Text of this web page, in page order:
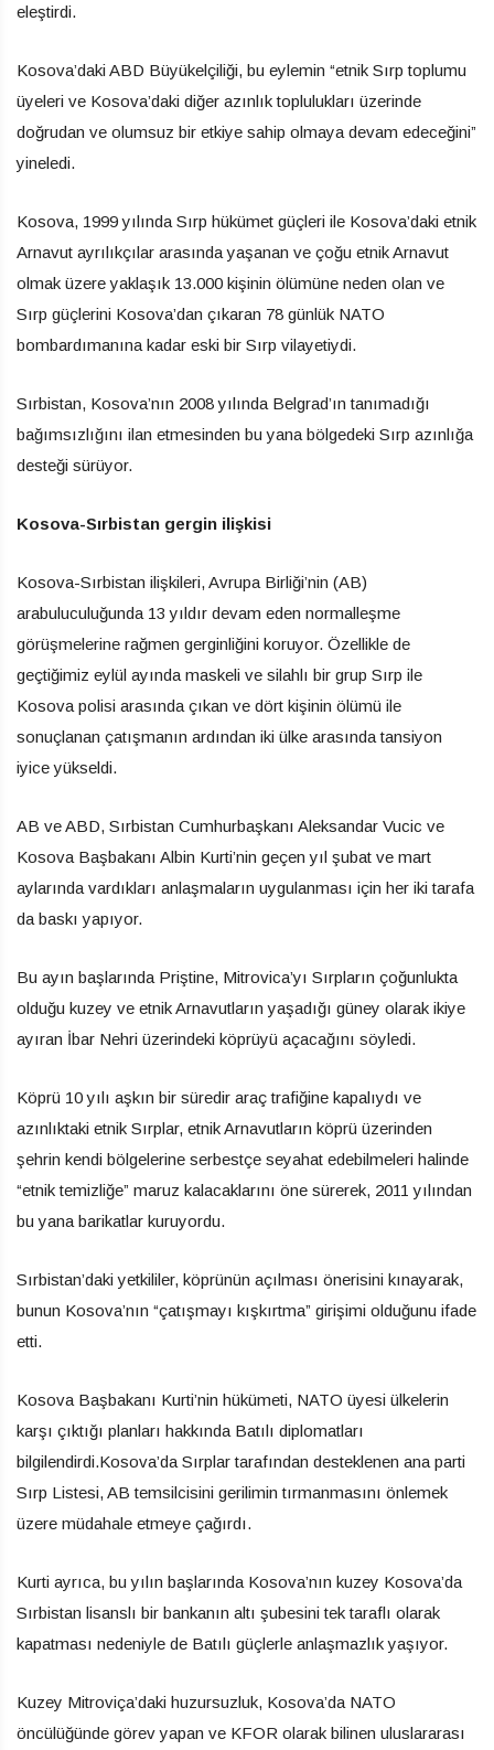
eleştirdi.
Kosova’daki ABD Büyükelçiliği, bu eylemin “etnik Sırp toplumu
üyeleri ve Kosova’daki diğer azınlık toplulukları üzerinde
doğrudan ve olumsuz bir etkiye sahip olmaya devam edeceğini”
yineledi.
Kosova, 1999 yılında Sırp hükümet güçleri ile Kosova’daki etnik
Arnavut ayrılıkçılar arasında yaşanan ve çoğu etnik Arnavut
olmak üzere yaklaşık 13.000 kişinin ölümüne neden olan ve
Sırp güçlerini Kosova’dan çıkaran 78 günlük NATO
bombardımanına kadar eski bir Sırp vilayetiydi.
Sırbistan, Kosova’nın 2008 yılında Belgrad’ın tanımadığı
bağımsızlığını ilan etmesinden bu yana bölgedeki Sırp azınlığa
desteği sürüyor.
Kosova-Sırbistan gergin ilişkisi
Kosova-Sırbistan ilişkileri, Avrupa Birliği’nin (AB)
arabuluculuğunda 13 yıldır devam eden normalleşme
görüşmelerine rağmen gerginliğini koruyor. Özellikle de
geçtiğimiz eylül ayında maskeli ve silahlı bir grup Sırp ile
Kosova polisi arasında çıkan ve dört kişinin ölümü ile
sonuçlanan çatışmanın ardından iki ülke arasında tansiyon
iyice yükseldi.
AB ve ABD, Sırbistan Cumhurbaşkanı Aleksandar Vucic ve
Kosova Başbakanı Albin Kurti’nin geçen yıl şubat ve mart
aylarında vardıkları anlaşmaların uygulanması için her iki tarafa
da baskı yapıyor.
Bu ayın başlarında Priştine, Mitrovica’yı Sırpların çoğunlukta
olduğu kuzey ve etnik Arnavutların yaşadığı güney olarak ikiye
ayıran İbar Nehri üzerindeki köprüyü açacağını söyledi.
Köprü 10 yılı aşkın bir süredir araç trafiğine kapalıydı ve
azınlıktaki etnik Sırplar, etnik Arnavutların köprü üzerinden
şehrin kendi bölgelerine serbestçe seyahat edebilmeleri halinde
“etnik temizliğe” maruz kalacaklarını öne sürerek, 2011 yılından
bu yana barikatlar kuruyordu.
Sırbistan’daki yetkililer, köprünün açılması önerisini kınayarak,
bunun Kosova’nın “çatışmayı kışkırtma” girişimi olduğunu ifade
etti.
Kosova Başbakanı Kurti’nin hükümeti, NATO üyesi ülkelerin
karşı çıktığı planları hakkında Batılı diplomatları
bilgilendirdi.Kosova’da Sırplar tarafından desteklenen ana parti
Sırp Listesi, AB temsilcisini gerilimin tırmanmasını önlemek
üzere müdahale etmeye çağırdı.
Kurti ayrıca, bu yılın başlarında Kosova’nın kuzey Kosova’da
Sırbistan lisanslı bir bankanın altı şubesini tek taraflı olarak
kapatması nedeniyle de Batılı güçlerle anlaşmazlık yaşıyor.
Kuzey Mitroviça’daki huzursuzluk, Kosova’da NATO
öncülüğünde görev yapan ve KFOR olarak bilinen uluslararası